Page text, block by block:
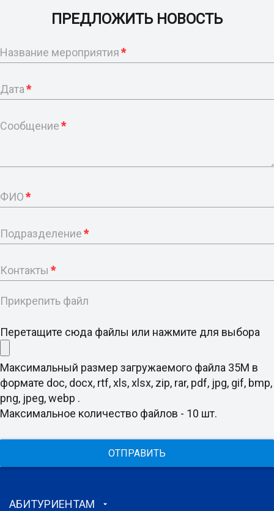
ПРЕДЛОЖИТЬ НОВОСТЬ
Название мероприятия*
Дата*
Сообщение*
ФИО*
Подразделение*
Контакты *
Прикрепить файл
Перетащите сюда файлы или нажмите для выбора
Максимальный размер загружаемого файла 35M в
формате doc, docx, rtf, xls, xlsx, zip, rar, pdf, jpg, gif, bmp,
png, jpeg, webp .
Максимальное количество файлов - 10 шт.
ОТПРАВИТЬ
АБИТУРИЕНТАМ